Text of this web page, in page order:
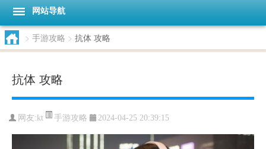
网站导航
> 手游攻略 > 抗体 攻略
抗体 攻略
网友:kt 手游攻略 2024-04-25 20:39:15